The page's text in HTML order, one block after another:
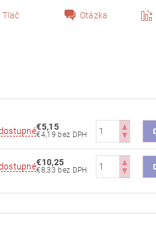
Tlač Otázka
€5,15
€4,19 bez DPH
€10,25
€8,33 bez DPH